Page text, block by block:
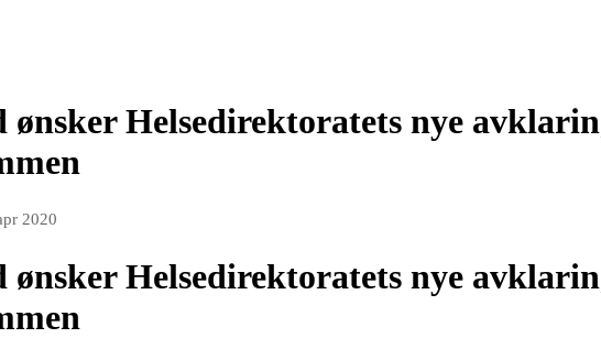
Helsedirektoratets nye
2020
Helsedirektoratets nye